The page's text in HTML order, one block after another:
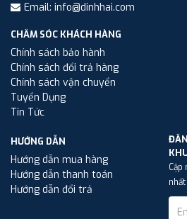
Email: info@dinhhai.com
CHĂM SÓC KHÁCH HÀNG
Chính sách bảo hành
Chính sách đổi trả hàng
Chính sách vận chuyển
Tuyển Dụng
Tin Tức
HƯỚNG DẪN
Hướng dẫn mua hàng
Hướng dẫn thanh toán
Hướng dẫn đổi trả
Cập
nhất